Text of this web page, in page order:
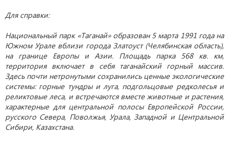
Для справки:
Национальный парк «Таганай» образован 5 марта 1991 года на
Южном Урале вблизи города Златоуст (Челябинская область),
на границе Европы и Азии. Площадь парка 568 кв. км,
территория включает в себя таганайский горный массив.
Здесь почти нетронутыми сохранились ценные экологические
системы: горные тундры и луга, подгольцовые редколесья и
реликтовые леса, и встречаются вместе животные и растения,
характерные для центральной полосы Европейской России,
русского Севера, Поволжья, Урала, Западной и Центральной
Сибири, Казахстана.